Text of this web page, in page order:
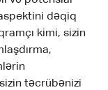
dəqiq
kimi, sizin
təcrübənizi